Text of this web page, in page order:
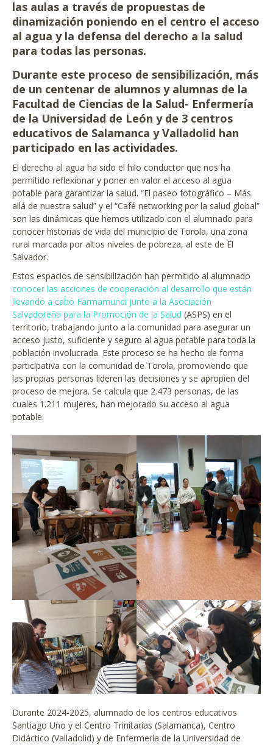
las aulas a través de propuestas de
dinamización poniendo en el centro el acceso
al agua y la defensa del derecho a la salud
para todas las personas.
Durante este proceso de sensibilización, más
de un centenar de alumnos y alumnas de la
Facultad de Ciencias de la Salud- Enfermería
de la Universidad de León y de 3 centros
educativos de Salamanca y Valladolid han
participado en las actividades.
El derecho al agua ha sido el hilo conductor que nos ha
permitido reflexionar y poner en valor el acceso al agua
potable para garantizar la salud. “El paseo fotográfico – Más
allá de nuestra salud” y el “Café networking por la salud global”
son las dinámicas que hemos utilizado con el alumnado para
conocer historias de vida del municipio de Torola, una zona
rural marcada por altos niveles de pobreza, al este de El
Salvador.
Estos espacios de sensibilización han permitido al alumnado
conocer las acciones de cooperación al desarrollo que están
llevando a cabo Farmamundi junto a la Asociación
Salvadoreña para la Promoción de la Salud (ASPS) en el
territorio, trabajando junto a la comunidad para asegurar un
acceso justo, suficiente y seguro al agua potable para toda la
población involucrada. Este proceso se ha hecho de forma
participativa con la comunidad de Torola, promoviendo que
las propias personas lideren las decisiones y se apropien del
proceso de mejora. Se calcula que 2.473 personas, de las
cuales 1.211 mujeres, han mejorado su acceso al agua
potable.
Durante 2024-2025, alumnado de los centros educativos
Santiago Uno y el Centro Trinitarias (Salamanca), Centro
Didáctico (Valladolid) y de Enfermería de la Universidad de